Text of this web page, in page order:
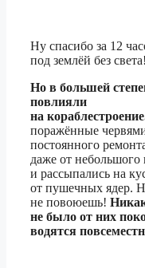
Ну спасибо за 12
под землёй без
Но в большей
повлияли
на
поражённые
постоянного
даже от небольшого
и рассыпались на
от пушечных ядер.
не повоюешь!
не было от них
водятся